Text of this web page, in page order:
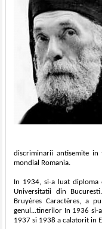
discriminarii antisemite
mondial Romania.
In 1934, si-a luat diploma
Universitatii din
Bruyères Caractères, a
genul...tinerilor In 1936
1937 si 1938 a calatorit in